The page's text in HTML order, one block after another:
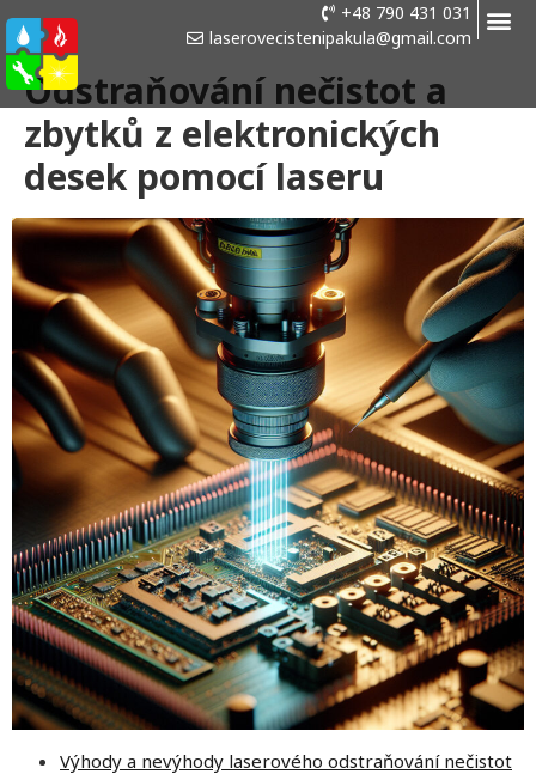
+48 790 431 031
laserovecistenipakula@gmail.com
Odstraňování nečistot a
zbytků z elektronických
desek pomocí laseru
Výhody a nevýhody laserového odstraňování nečistot